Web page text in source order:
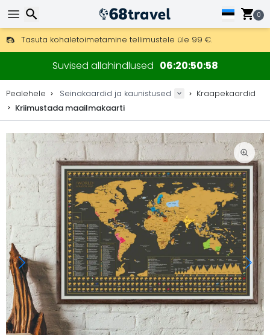
0
Tasuta kohaletoimetamine tellimustele üle 99 €.
Saab saata ka DHL Expressi kaudu (kohaletoimetamine 24 tunni
30 päeva tagastamiseks, 90 päeva puidust kaartide ja
Suvised allahindlused 06 20 50 57
Pealehele Seinakaardid ja kaunistused
Kraapekaardid
Kriimustada maailmakaarti
Otsi